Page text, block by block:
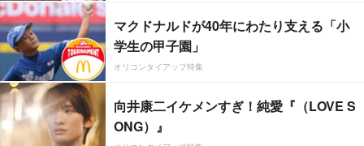
マクドナルドが40年にわたり支える「小
学生の甲子園」
オリコンタイアップ特集
向井康二イケメンすぎ！純愛『（LOVE S
ONG）』